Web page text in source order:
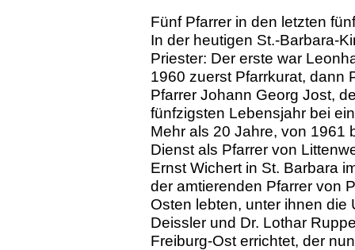
Fünf Pfarrer in den letzten
In der heutigen St.-Barbara-
Priester: Der erste war
1960 zuerst Pfarrkurat, dann
Pfarrer Johann Georg Jost,
fünfzigsten Lebensjahr bei
Mehr als 20 Jahre, von 1961
Dienst als Pfarrer von
Ernst Wichert in St. Barbara
der amtierenden Pfarrer von
Osten lebten, unter ihnen die
Deissler und Dr. Lothar
Freiburg-Ost errichtet, der